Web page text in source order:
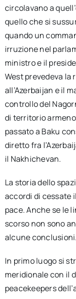
circolavano a
quello che si
quando un
irruzione nel
ministro e il
West prevedeva
all’Azerbaijan e il
controllo del
di territorio
passato a Baku
diretto fra
il Nakhichevan.
La storia dello
accordi di cessate
pace. Anche se le
scorso non sono
alcune conclusioni.
In primo luogo si
meridionale con il
peacekeepers